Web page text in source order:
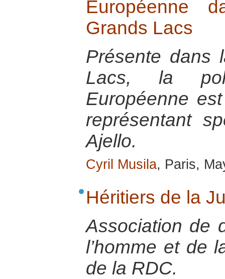
Européenne
Grands Lacs
Présente dans
Lacs, la
Européenne
représentant
Ajello.
Cyril Musila, Paris,
Héritiers de la
Association de
l’homme et de
de la RDC.